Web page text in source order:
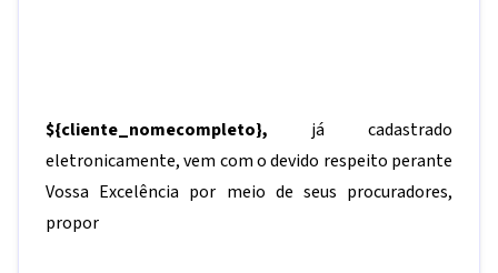
${cliente_nomecompleto}, já cadastrado
eletronicamente, vem com o devido respeito perante
Vossa Excelência por meio de seus procuradores,
propor